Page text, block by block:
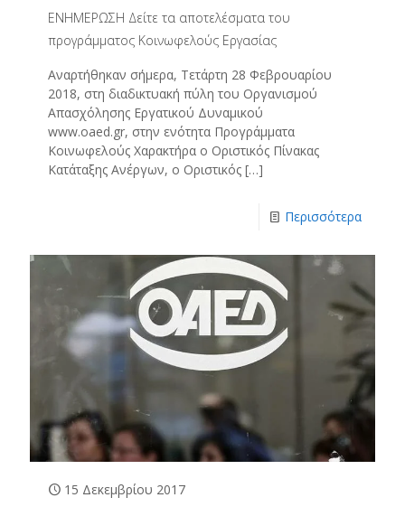
ΕΝΗΜΕΡΩΣΗ Δείτε τα αποτελέσματα του
προγράμματος Κοινωφελούς Εργασίας
Αναρτήθηκαν σήμερα, Τετάρτη 28 Φεβρουαρίου
2018, στη διαδικτυακή πύλη του Οργανισμού
Απασχόλησης Εργατικού Δυναμικού
www.oaed.gr, στην ενότητα Προγράμματα
Κοινωφελούς Χαρακτήρα ο Οριστικός Πίνακας
Κατάταξης Ανέργων, ο Οριστικός […]
Περισσότερα
15 Δεκεμβρίου 2017